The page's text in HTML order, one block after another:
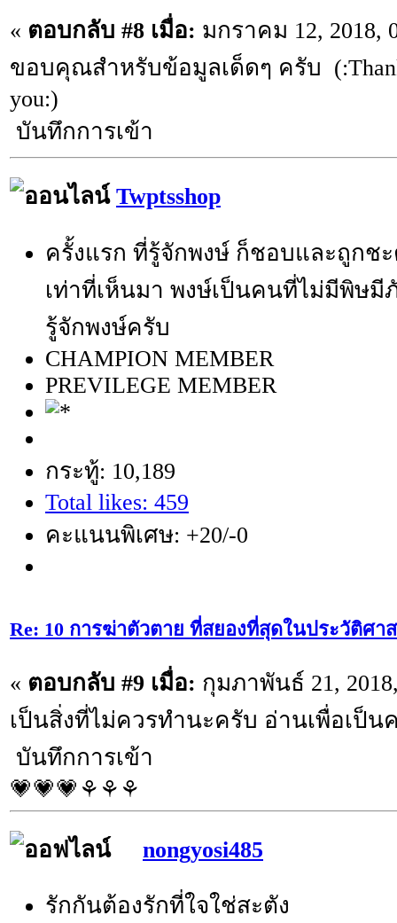
« ตอบกลับ #8 เมื่อ: มกราคม 12, 2018,
ขอบคุณสำหรับข้อมูลเด็ดๆ ครับ
you:)
บันทึกการเข้า
Twptsshop
ครั้งแรก ที่รู้จักพงษ์ ก็ชอบและถูกช
เท่าที่เห็นมา พงษ์เป็นคนที่ไม่มีพิษมี
รู้จักพงษ์ครับ
CHAMPION MEMBER
PREVILEGE MEMBER
กระทู้: 10,189
Total likes: 459
คะแนนพิเศษ: +20/-0
Re: 10 การฆ่าตัวตาย ที่สยองที่สุดในประวัติศา
« ตอบกลับ #9 เมื่อ: กุมภาพันธ์ 21,
เป็นสิ่งที่ไม่ควรทำนะครับ อ่านเพื่อเป็น
บันทึกการเข้า
💗💗💗⚘⚘⚘
nongyosi485
รักกันต้องรักที่ใจใช่สะตัง